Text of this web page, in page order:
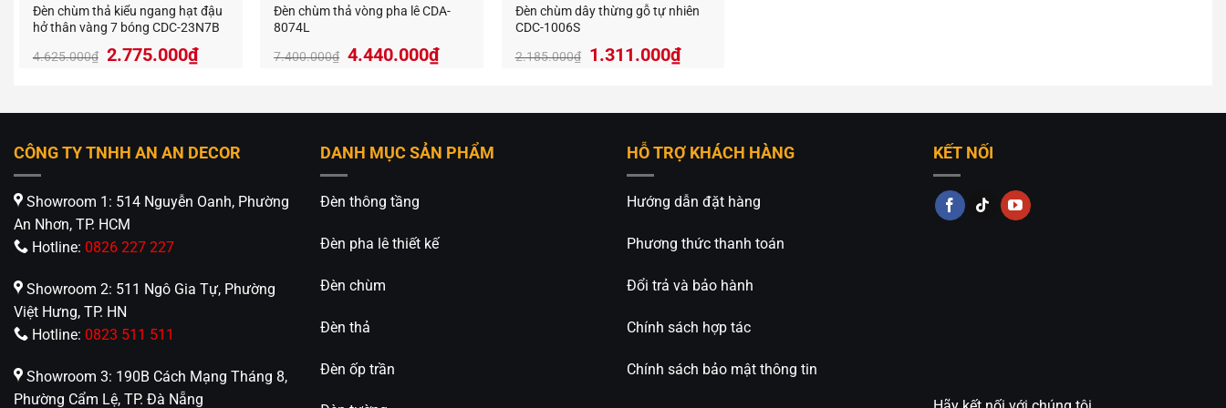
Hotline: 0826.227.227 –0813.160.160(zalo)
Đèn chùm thả kiểu ngang hạt đậu
hở thân vàng 7 bóng CDC-23N7B
4.625.000₫ Giá
4.625.000₫.
2.775.000₫Giá
hiện
là:
Đèn chùm thả vòng pha lê CDA-
8074L
7.400.000₫ Giá
7.400.000₫.
4.440.000₫Giá
là:
Đèn chùm dây thừng gỗ tự nhiên
CDC-1006S
2.185.000₫
Giá
2.185.000₫.
1.311.000₫Giá
hiện
là:
CÔNG TY TNHH AN AN DECOR
Showroom 1: 514 Nguyễn Oanh, Phường
An Nhơn, TP. HCM
Hotline: 0826 227 227
Showroom 2: 511 Ngô Gia Tự, Phường
Việt Hưng, TP. HN
Hotline: 0823 511 511
Showroom 3: 190B Cách Mạng Tháng 8,
Phường Cẩm Lệ, TP. Đà Nẵng
DANH MỤC SẢN PHẨM
Đèn thông tầng
Đèn pha lê thiết kế
Đèn chùm
Đèn thả
Đèn ốp trần
HỖ TRỢ KHÁCH HÀNG
Hướng dẫn đặt hàng
Phương thức thanh toán
Đổi trả và bảo hành
Chính sách hợp tác
Chính sách bảo mật thông tin
KẾT NỐI